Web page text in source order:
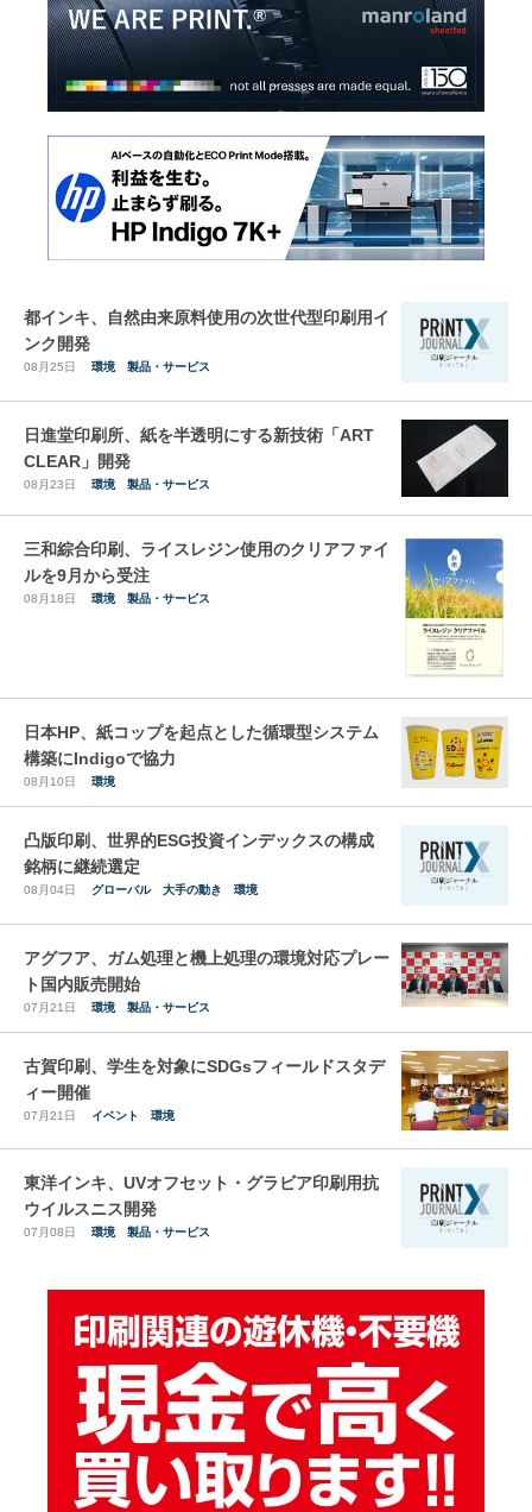
都インキ、自然由来原料使用の次世代型印刷用イ
ンク開発
08月25日 環境 製品・サービス
日進堂印刷所、紙を半透明にする新技術「ART
CLEAR」開発
08月23日 環境 製品・サービス
三和綜合印刷、ライスレジン使用のクリアファイ
ルを9月から受注
08月18日 環境 製品・サービス
日本HP、紙コップを起点とした循環型システム
構築にIndigoで協力
08月10日 環境
凸版印刷、世界的ESG投資インデックスの構成
銘柄に継続選定
08月04日 グローバル 大手の動き 環境
アグフア、ガム処理と機上処理の環境対応プレー
ト国内販売開始
07月21日 環境 製品・サービス
古賀印刷、学生を対象にSDGsフィールドスタデ
ィー開催
07月21日 イベント 環境
東洋インキ、UVオフセット・グラビア印刷用抗
ウイルスニス開発
07月08日 環境 製品・サービス